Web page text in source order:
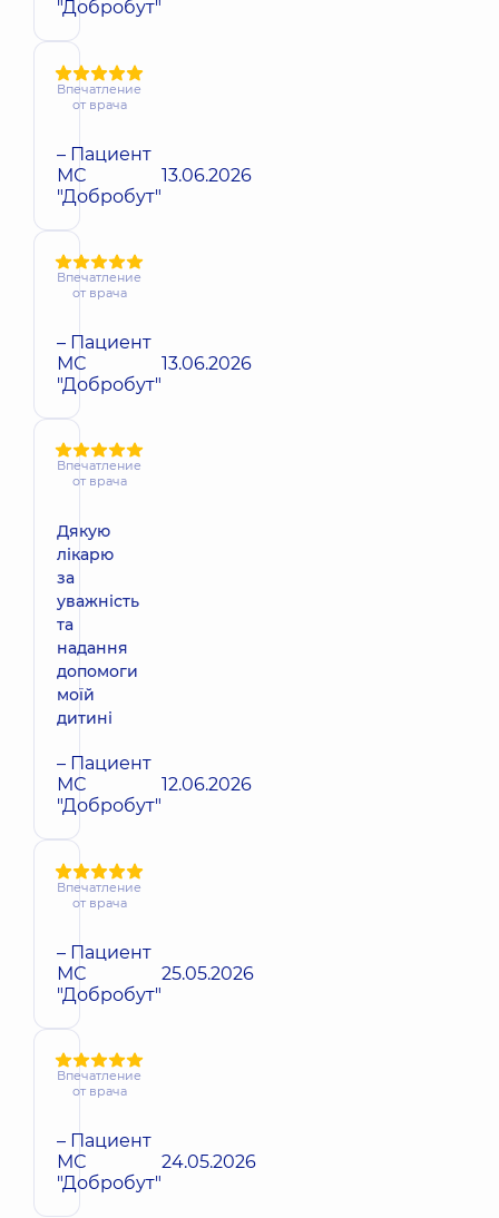
"Добробут"
Впечатление
от врача
– Пациент
МС
"Добробут"
13.06.2026
Впечатление
от врача
– Пациент
МС
"Добробут"
13.06.2026
Впечатление
от врача
Дякую
лікарю
за
уважність
та
надання
допомоги
моїй
дитині
– Пациент
МС
"Добробут"
12.06.2026
Впечатление
от врача
– Пациент
МС
"Добробут"
25.05.2026
Впечатление
от врача
– Пациент
МС
"Добробут"
24.05.2026